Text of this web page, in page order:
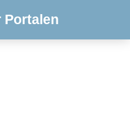
Portalen